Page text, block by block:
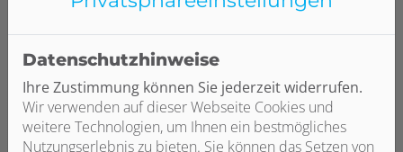
Datenschutzhinweise
Ihre Zustimmung können Sie jederzeit widerrufen.
Wir verwenden auf dieser Webseite Cookies und
weitere Technologien, um Ihnen ein bestmögliches
Nutzungserlebnis zu bieten. Sie können das Setzen von